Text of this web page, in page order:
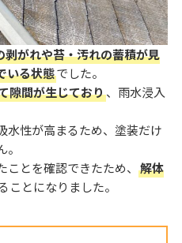
がれや苔・汚れの蓄積が見
いる状態でした。
隙間が生じており、雨水浸入
水性が高まるため、塗装だけ
とを確認できたため、 解体
ことになりました。